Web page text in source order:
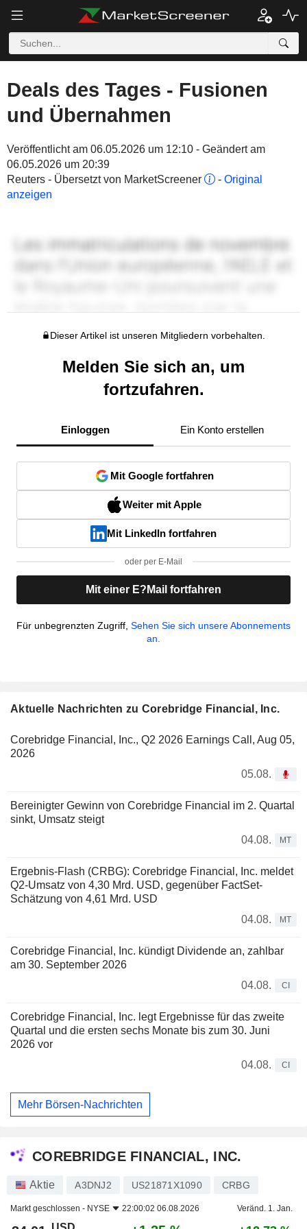
Deals des Tages - Fusionen
und Übernahmen
Veröffentlicht am 06.05.2026 um 12:10 - Geändert am
06.05.2026 um 20:39
Reuters - Übersetzt von MarketScreener
- Original
anzeigen
Dieser Artikel ist unseren Mitgliedern vorbehalten.
Melden Sie sich an, um
fortzufahren.
Einloggen Ein Konto erstellen
Mit Google fortfahren
Weiter mit Apple
Mit LinkedIn fortfahren
oder per E-Mail
Mit einer E?Mail fortfahren
Für unbegrenzten Zugriff, Sehen Sie sich unsere Abonnements
an.
Aktuelle Nachrichten zu Corebridge Financial, Inc.
Corebridge Financial, Inc., Q2 2026 Earnings Call, Aug 05,
2026
05.08.
Bereinigter Gewinn von Corebridge Financial im 2. Quartal
sinkt, Umsatz steigt
04.08.
MT
Ergebnis-Flash (CRBG): Corebridge Financial, Inc. meldet
Q2-Umsatz von 4,30 Mrd. USD, gegenüber FactSet-
Schätzung von 4,61 Mrd. USD
04.08.
MT
Corebridge Financial, Inc. kündigt Dividende an, zahlbar
am 30. September 2026
04.08.
CI
Corebridge Financial, Inc. legt Ergebnisse für das zweite
Quartal und die ersten sechs Monate bis zum 30. Juni
2026 vor
04.08.
CI
Mehr Börsen-Nachrichten
COREBRIDGE FINANCIAL, INC.
Aktie A3DNJ2 US21871X1090 CRBG
Markt geschlossen - NYSE 22:00:02 06.08.2026 Veränd. 1. Jan.